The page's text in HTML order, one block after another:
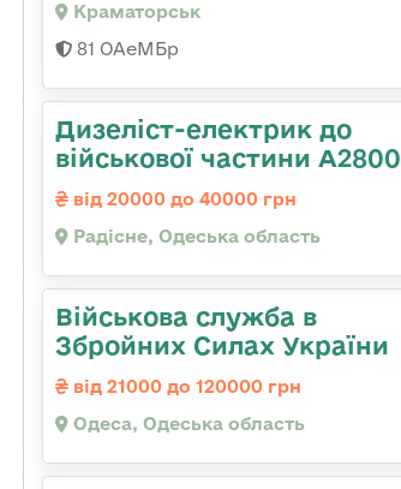
Краматорськ
81 ОАеМБр
Дизеліст-електрик до
військової частини А2800
від 20000 до 40000 грн
Радісне, Одеська область
Військова служба в
Збройних Силах України
від 21000 до 120000 грн
Одеса, Одеська область